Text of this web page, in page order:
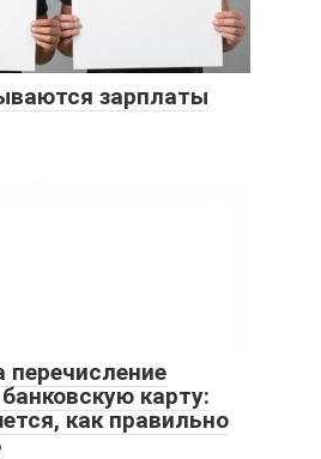
зарплаты
перечисление
карту:
как правильно